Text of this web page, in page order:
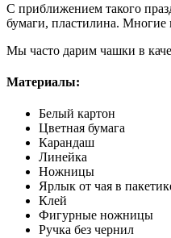
С приближением такого
бумаги, пластилина. Многие
Мы часто дарим чашки в
Материалы:
Белый картон
Цветная бумага
Карандаш
Линейка
Ножницы
Ярлык от чая в
Клей
Фигурные ножницы
Ручка без чернил